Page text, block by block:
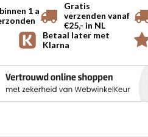
1 a
Gratis
verzenden vanaf
€25,- in NL
Betaal later met
Klarna